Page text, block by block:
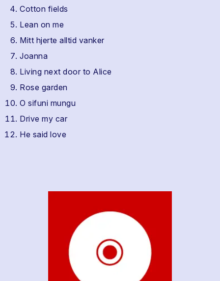
Cotton fields
Lean on me
Mitt hjerte alltid vanker
Joanna
Living next door to Alice
Rose garden
O sifuni mungu
Drive my car
He said love